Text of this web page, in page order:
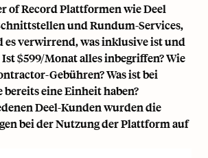
of Record Plattformen wie Deel
und Rundum-Services,
es verwirrend, was inklusive ist und
$599/Monat alles inbegriffen? Wie
Gebühren? Was ist bei
bereits eine Einheit haben?
Deel-Kunden wurden die
bei der Nutzung der Plattformauf